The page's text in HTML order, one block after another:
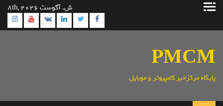
پرش
ش. آگوست 8th, 2026
Facebook
Twitter
Linkedin
VK
PMCM
پایگاه مرکزخبر کامپیوتر و موبایل